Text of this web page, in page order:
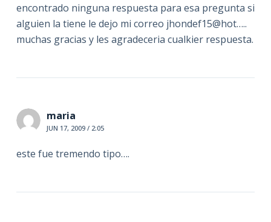
encontrado ninguna respuesta para esa pregunta si
alguien la tiene le dejo mi correo jhondef15@hot…..
muchas gracias y les agradeceria cualkier respuesta.
maria
JUN 17, 2009 / 2:05
este fue tremendo tipo….